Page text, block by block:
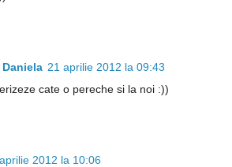
21 aprilie 2012 la 09:43
cate o pereche si la noi :))
2012 la 10:06